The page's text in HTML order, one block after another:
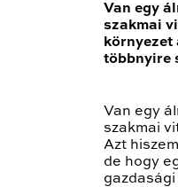
Van egy
szakmai
környezet
többnyire
Van egy
szakmai
Azt
de hogy